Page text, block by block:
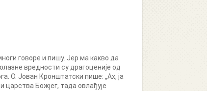
говоре и пишу. Јер ма какво да
вредности су драгоценије од
О. Јован Кронштатски пише: „Ах, ја
Божјег, тада овлађује